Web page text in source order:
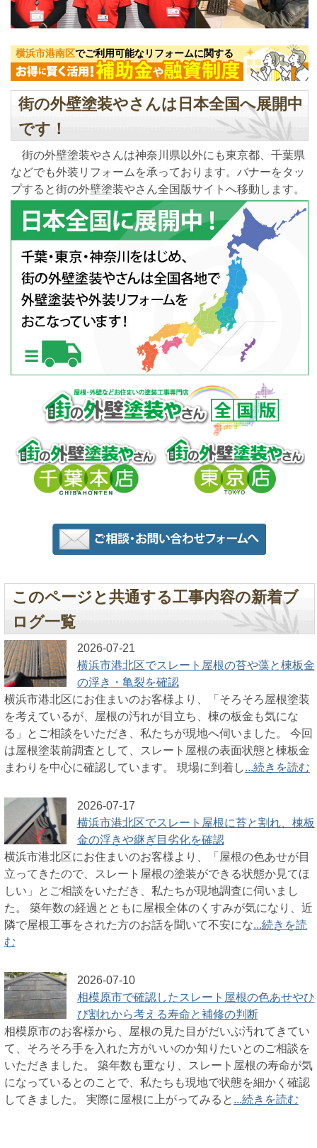
横浜市港南区でご利用可能なリフォームに関する
街の外壁塗装やさんは日本全国へ展開中
です！
街の外壁塗装やさんは神奈川県以外にも東京都、千葉県
などでも外装リフォームを承っております。バナーをタッ
プすると街の外壁塗装やさん全国版サイトへ移動します。
このページと共通する工事内容の新着ブ
ログ一覧
2026-07-21
横浜市港北区でスレート屋根の苔や藻と棟板金
の浮き・亀裂を確認
横浜市港北区にお住まいのお客様より、「そろそろ屋根塗装
を考えているが、屋根の汚れが目立ち、棟の板金も気にな
る」とご相談をいただき、私たちが現地へ伺いました。 今回
は屋根塗装前調査として、スレート屋根の表面状態と棟板金
まわりを中心に確認しています。 現場に到着し...続きを読む
2026-07-17
横浜市港北区でスレート屋根に苔と割れ、棟板
金の浮きや継ぎ目劣化を確認
横浜市港北区にお住まいのお客様より、「屋根の色あせが目
立ってきたので、スレート屋根の塗装ができる状態か見てほ
しい」とご相談をいただき、私たちが現地調査に伺いまし
た。 築年数の経過とともに屋根全体のくすみが気になり、近
隣で屋根工事をされた方のお話を聞いて不安にな...続きを読
む
2026-07-10
相模原市で確認したスレート屋根の色あせやひ
び割れから考える寿命と補修の判断
相模原市のお客様から、屋根の見た目がだいぶ汚れてきてい
て、そろそろ手を入れた方がいいのか知りたいとのご相談を
いただきました。 築年数も重なり、スレート屋根の寿命が気
になっているとのことで、私たちも現地で状態を細かく確認
してきました。 実際に屋根に上がってみると ...続きを読む